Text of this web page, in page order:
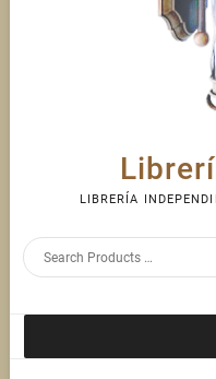
LIBRERÍA